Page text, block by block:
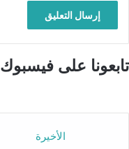
تابعونا على فيسبوك
الأخيرة